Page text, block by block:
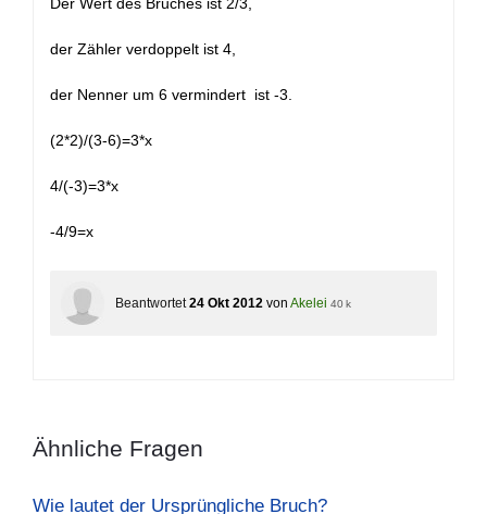
der Zähler verdoppelt ist 4,
der Nenner um 6 vermindert ist -3.
(2*2)/(3-6)=3*x
4/(-3)=3*x
-4/9=x
Beantwortet 24 Okt 2012 von Akelei 40 k
Ähnliche Fragen
Wie lautet der Ursprüngliche Bruch?